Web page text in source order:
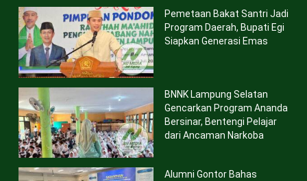
Pemetaan Bakat Santri Jadi
Program Daerah, Bupati Egi
Siapkan Generasi Emas
BNNK Lampung Selatan
Gencarkan Program Ananda
Bersinar, Bentengi Pelajar
dari Ancaman Narkoba
Alumni Gontor Bahas